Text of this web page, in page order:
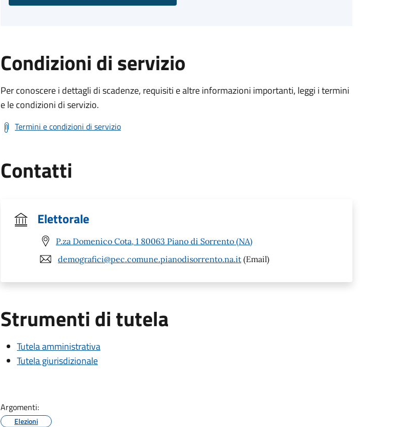
Condizioni di servizio
Per conoscere i dettagli di scadenze, requisiti e altre informazioni importanti, leggi i termini
e le condizioni di servizio.
Termini e condizioni di servizio
Contatti
Elettorale
P.za Domenico Cota, 1 80063 Piano di Sorrento (NA)
demografici@pec.comune.pianodisorrento.na.it (Email)
Strumenti di tutela
Tutela amministrativa
Tutela giurisdizionale
Argomenti:
Elezioni